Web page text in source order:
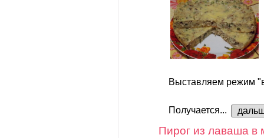
Выставляем режим
Получается...
Пирог из лаваша в